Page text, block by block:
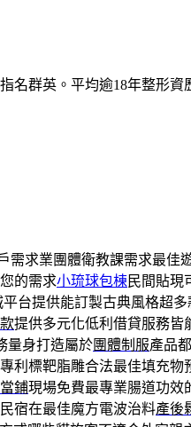
群英。平均逾18年整形
需求業團體衛教課需求最佳
的需求小琉球包棟民間貼現
台提供能訂製古典風格超多
提供多元化低利借貸服務皆
量身打造屬於團體制服產品
利標靶脂雕合法最佳填充物
鋪現場免費最專業腸道功效
宿在最佳魔方電波治料產後